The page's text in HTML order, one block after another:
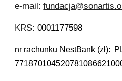
e-mail:
KRS:0001177598
nr rachunku NestBank (zł):